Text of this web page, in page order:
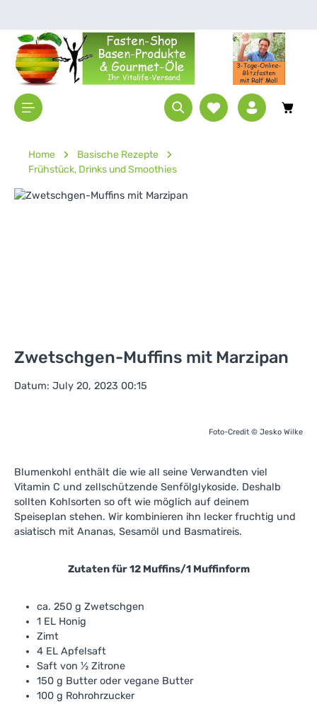
Home
Basische Rezepte
Frühstück, Drinks und Smoothies
Bildergalerie überspringen
Zwetschgen-Muffins mit Marzipan
Datum: July 20, 2023 00:15
Foto-Credit © Jesko Wilke
Blumenkohl enthält die wie all seine Verwandten viel
Vitamin C und zellschützende Senfölglykoside. Deshalb
sollten Kohlsorten so oft wie möglich auf deinem
Speiseplan stehen. Wir kombinieren ihn lecker fruchtig und
asiatisch mit Ananas, Sesamöl und Basmatireis.
Zutaten für 12 Muffins/1 Muffinform
ca. 250 g Zwetschgen
1 EL Honig
Zimt
4 EL Apfelsaft
Saft von ½ Zitrone
150 g Butter oder vegane Butter
100 g Rohrohrzucker